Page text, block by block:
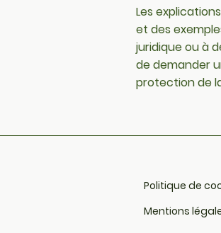
Les
et des
juridique ou à
de demander
protection de
Politique de
Mentions